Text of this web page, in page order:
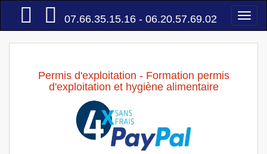
Accueil
07.66.35.15.16 - 06.20.57.69.02
Permis d'exploitation - Formation permis
d'exploitation et hygiène alimentaire